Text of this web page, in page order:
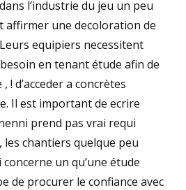
l’industrie du jeu un peu
affirmer une decoloration de
equipiers necessitent
en tenant étude afin de
d’acceder a concrètes
Il est important de ecrire
prend pas vrai requi
chantiers quelque peu
un qu’une étude
de procurer le confiance avec